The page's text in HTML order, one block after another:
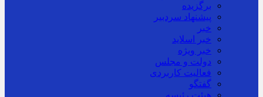
برگزیده
پیشنهاد سردبیر
خبر
خبر اسلايد
خبر ویژه
دولت و مجلس
فعالیت کاربردی
گفتگو
هیئت رئیسه